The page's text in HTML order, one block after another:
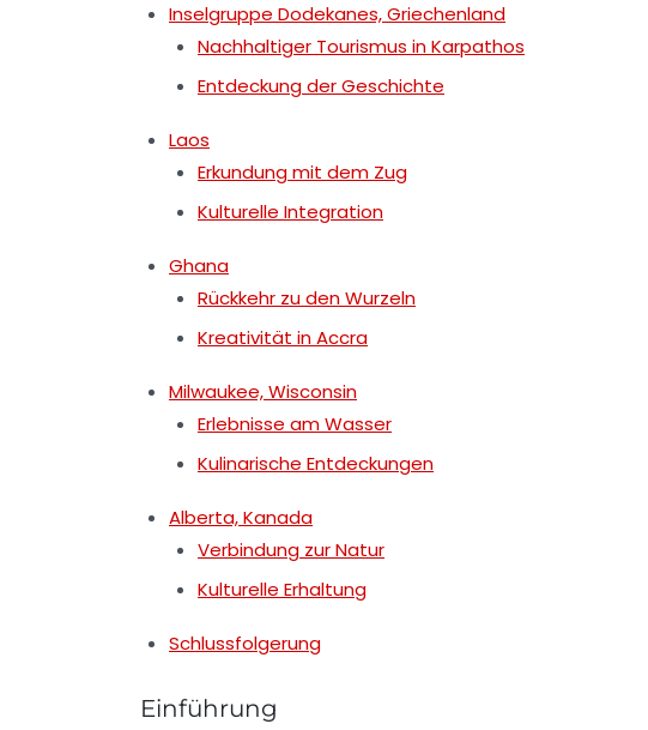
Inselgruppe Dodekanes, Griechenland
Nachhaltiger Tourismus in Karpathos
Entdeckung der Geschichte
Laos
Erkundung mit dem Zug
Kulturelle Integration
Ghana
Rückkehr zu den Wurzeln
Kreativität in Accra
Milwaukee, Wisconsin
Erlebnisse am Wasser
Kulinarische Entdeckungen
Alberta, Kanada
Verbindung zur Natur
Kulturelle Erhaltung
Schlussfolgerung
Einführung